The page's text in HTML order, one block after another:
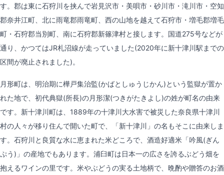
す。郡は東に石狩川を挟んで岩見沢市・美唄市・砂川市・滝川市・空知
郡奈井江町、北に雨竜郡雨竜町、西の山地を越えて石狩市・増毛郡増毛
町・石狩郡当別町、南に石狩郡新篠津村と接します。国道275号などが
通り、かつてはJR札沼線が走っていました(2020年に新十津川駅までの
区間が廃止されました)。
月形町は、明治期に樺戸集治監(かばとしゅうじかん)という監獄が置か
れた地で、初代典獄(所長)の月形潔(つきがたきよし)の姓が町名の由来
です。新十津川町は、1889年の十津川大水害で被災した奈良県十津川
村の人々が移り住んで開いた町で、「新十津川」の名もそこに由来しま
す。石狩川と良質な水に恵まれた米どころで、酒造好適米「吟風(ぎん
ぷう)」の産地でもあります。浦臼町は日本一の広さを誇るぶどう畑を
抱えるワインの里です。米やぶどうの実る土地柄で、晩酌や贈答のお酒